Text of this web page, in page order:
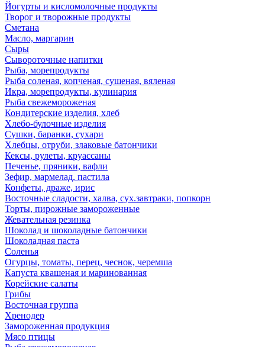
Йогурты и кисломолочные продукты
Творог и творожные продукты
Сметана
Масло, маргарин
Сыры
Сывороточные напитки
Рыба, морепродукты
Рыба соленая, копченая, сушеная, вяленая
Икра, морепродукты, кулинария
Рыба свежемороженая
Кондитерские изделия, хлеб
Хлебо-булочные изделия
Сушки, баранки, сухари
Хлебцы, отруби, злаковые батончики
Кексы, рулеты, круассаны
Печенье, пряники, вафли
Зефир, мармелад, пастила
Конфеты, драже, ирис
Восточные сладости, халва, сух.завтраки, попкорн
Торты, пирожные замороженные
Жевательная резинка
Шоколад и шоколадные батончики
Шоколадная паста
Соленья
Огурцы, томаты, перец, чеснок, черемша
Капуста квашеная и маринованная
Корейские салаты
Грибы
Восточная группа
Хренодер
Замороженная продукция
Мясо птицы